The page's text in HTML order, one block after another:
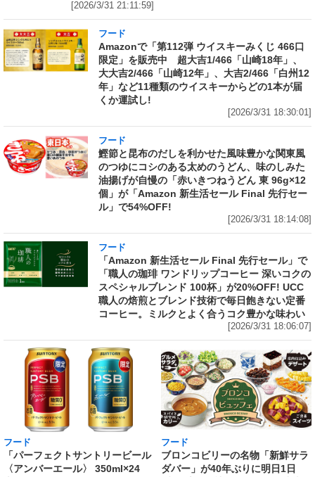
[2026/3/31 21:11:59]
フード
Amazonで「第112弾 ウイスキーみくじ 466口
限定」を販売中 超大吉1/466「山崎18年」、
大大吉2/466「山崎12年」、大吉2/466「白州12
年」など11種類のウイスキーからどの1本が届
くか運試し!
[2026/3/31 18:30:01]
フード
鰹節と昆布のだしを利かせた風味豊かな関東風
のつゆにコシのある太めのうどん、味のしみた
油揚げが自慢の「赤いきつねうどん 東 96g×12
個」が「Amazon 新生活セール Final 先行セー
ル」で54%OFF!
[2026/3/31 18:14:08]
フード
「Amazon 新生活セール Final 先行セール」で
「職人の珈琲 ワンドリップコーヒー 深いコクの
スペシャルブレンド 100杯」が20%OFF! UCC
職人の焙煎とブレンド技術で毎日飽きない定番
コーヒー。ミルクとよく合うコク豊かな味わい
[2026/3/31 18:06:07]
フード
「パーフェクトサントリービール
〈アンバーエール〉 350ml×24
フード
ブロンコビリーの名物「新鮮サラ
ダバー」が40年ぶりに明日1日